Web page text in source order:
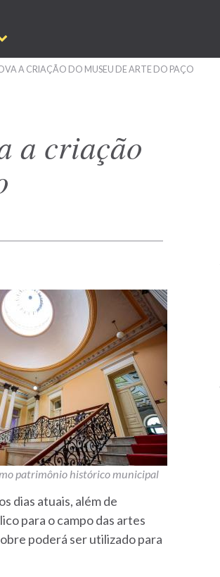
A CRIAÇÃO DO MUSEU DE ARTE DO PAÇO
a criação
patrimônio histórico municipal
dias atuais, além de
para o campo das artes
poderá ser utilizado para